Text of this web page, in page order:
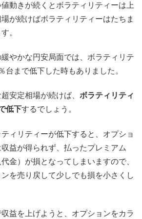
動きが続くとボラティリティーは上
が続けばボラティリティーはたちま
。
やかな円安局面では、ボラティリテ
台まで低下した時もありました。
安定相場が続けば、 ボラティリティ
低下するでしょう。
ィリティーが低下すると、オプショ
益が得られず、払ったプレミアム
金）が損となってしまいますので、
を売り戻して少しでも損を小さくし
益を上げようと、オプションをカラ